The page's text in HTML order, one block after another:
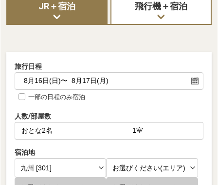
JR＋宿泊 飛行機＋宿泊
旅行日程
一部の日程のみ宿泊
人数/部屋数
宿泊地